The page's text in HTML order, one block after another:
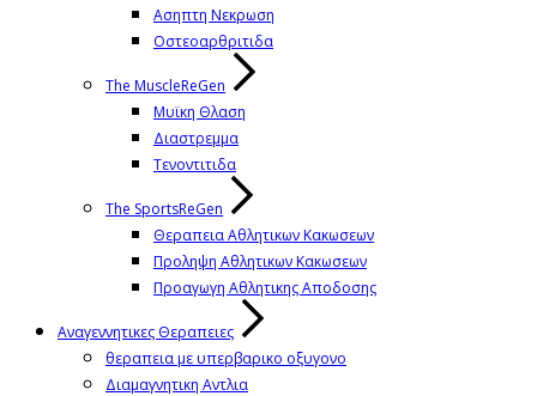
Ασηπτη Νεκρωση
Οστεοαρθριτιδα
The MuscleReGen
Μυϊκη Θλαση
Διαστρεμμα
Τενοντιτιδα
The SportsReGen
Θεραπεια Αθλητικων Κακωσεων
Προληψη Αθλητικων Κακωσεων
Προαγωγη Αθλητικης Αποδοσης
Αναγεννητικες Θεραπειες
θεραπεια με υπερβαρικο οξυγονο
Διαμαγνητικη Αντλια